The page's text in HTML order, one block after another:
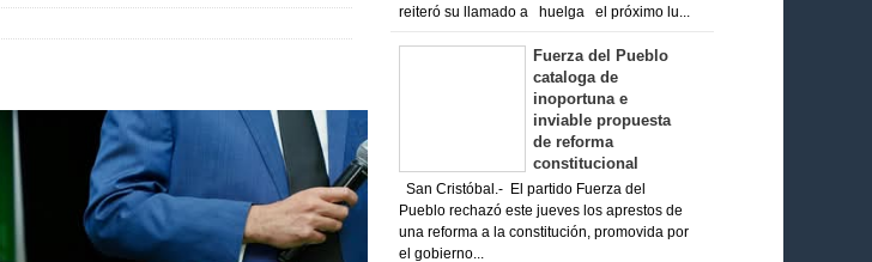
reiteró su llamado a huelga el próximo lu...
Fuerza del Pueblo
cataloga de
inoportuna e
inviable propuesta
de reforma
constitucional
San Cristóbal.- El partido Fuerza del
Pueblo rechazó este jueves los aprestos de
una reforma a la constitución, promovida por
el gobierno...